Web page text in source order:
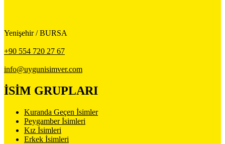
Yenişehir / BURSA
+90 554 720 27 67
info@uygunisimver.com
İSİM GRUPLARI
Kuranda Geçen İsimler
Peygamber İsimleri
Kız İsimleri
Erkek İsimleri